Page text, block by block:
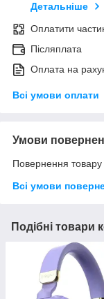
Детальніше
Оплатити
Післяплата
Оплата на
Всі умови оплати
Умови
Повернення товару
Всі умови
Подібні товари